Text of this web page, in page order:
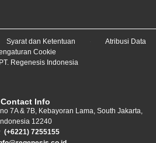
Syarat dan Ketentuan
Atribusi Data
Cookie
Regenesis Indonesia
Contact Info
7A & 7B, Kebayoran Lama, South Jakarta,
Indonesia 12240
(+6221) 7255155